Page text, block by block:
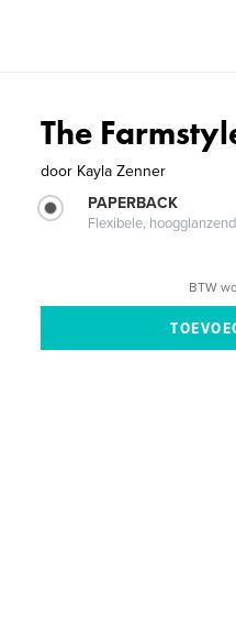
The
door Kayla Zenner
PAPERBACK
Flexibele,
BTW